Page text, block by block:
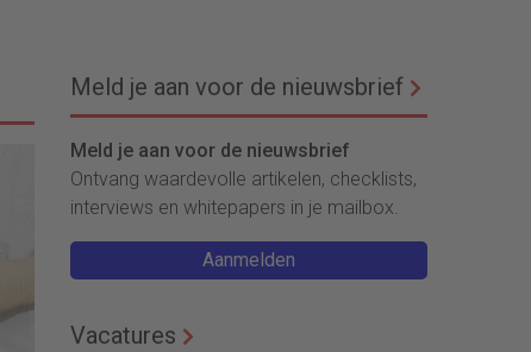
Meld je aan voor de nieuwsbrief
Meld je aan voor de nieuwsbrief
Ontvang waardevolle artikelen, checklists,
interviews en whitepapers in je mailbox.
Aanmelden
Vacatures